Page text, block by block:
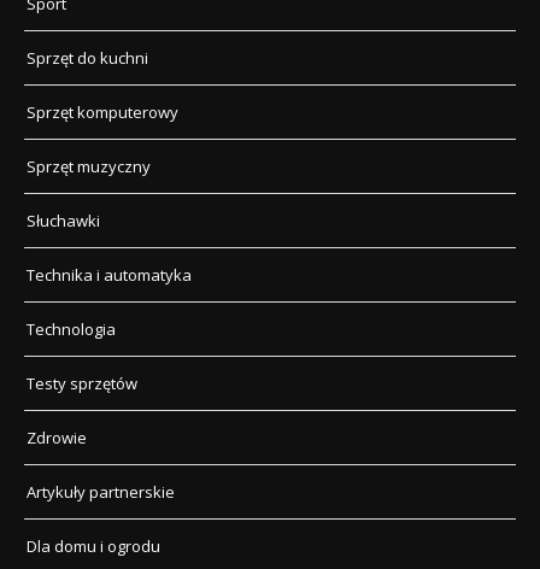
Sprzęt do kuchni
Sprzęt komputerowy
Sprzęt muzyczny
Słuchawki
Technika i automatyka
Technologia
Testy sprzętów
Zdrowie
Artykuły partnerskie
Dla domu i ogrodu